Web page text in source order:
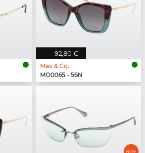
92,80 €
Max & Co.
MO0065 - 56N